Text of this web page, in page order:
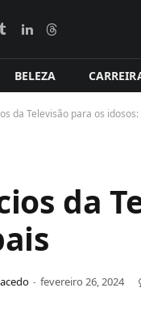
TumblrLinkedInTópicos
BELEZA
da Televisão para os
da
fevereiro 26, 2024